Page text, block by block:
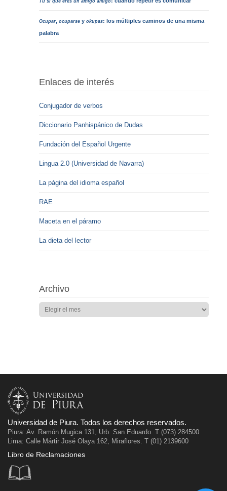
Ocupar,ocuparse yokupas: los múltiples caminos de una misma
palabra
Enlaces de interés
Conjugador de verbos
Diccionario Panhispánico de Dudas
Fundación del Español Urgente
Lingua 2.0 (Universidad de Navarra)
La página del idioma español
RAE
Maceta en el páramo
La dieta del lector
Archivo
Universidad de Piura. Todos los derechos reservados.
Piura: Av. Ramón Mugica 131, Urb. San Eduardo. T (073) 284500
Lima: Calle Mártir José Olaya 162, Miraflores. T (01) 2139600
Libro de Reclamaciones